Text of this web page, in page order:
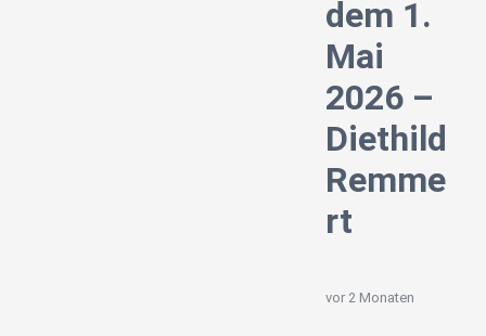
dem 1.
Mai
2026 –
Diethild
Remme
rt
vor 2 Monaten